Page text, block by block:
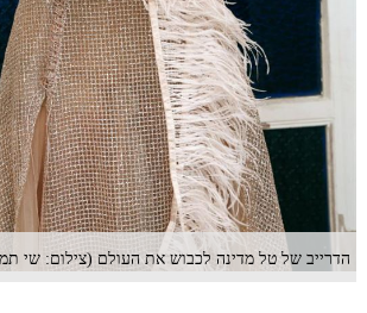
הדרייב של טל מדינה לכבוש את העולם (צילום: שי